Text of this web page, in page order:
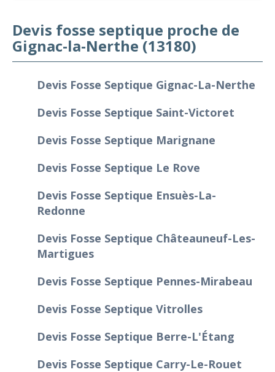
Devis fosse septique proche de
Gignac-la-Nerthe (13180)
Devis Fosse Septique Gignac-La-Nerthe
Devis Fosse Septique Saint-Victoret
Devis Fosse Septique Marignane
Devis Fosse Septique Le Rove
Devis Fosse Septique Ensuès-La-
Redonne
Devis Fosse Septique Châteauneuf-Les-
Martigues
Devis Fosse Septique Pennes-Mirabeau
Devis Fosse Septique Vitrolles
Devis Fosse Septique Berre-L'Étang
Devis Fosse Septique Carry-Le-Rouet